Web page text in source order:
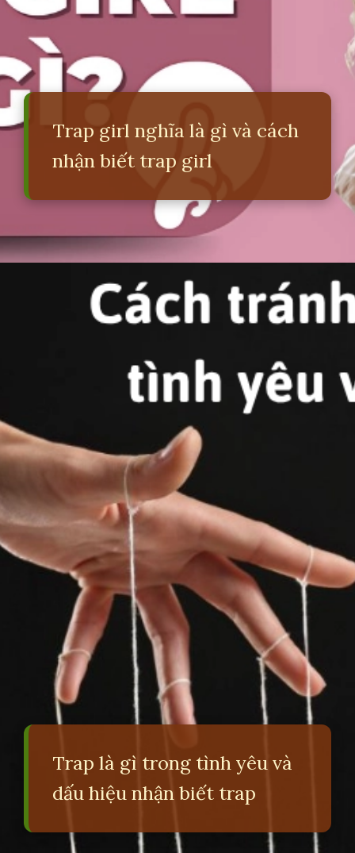
Trap girl nghĩa là gì và cách
nhận biết trap girl
https://erci.edu.vn/trap-la-gi
Trap là gì trong tình yêu và
dấu hiệu nhận biết trap